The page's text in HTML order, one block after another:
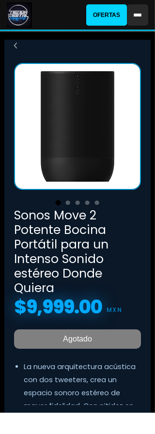
OFERTAS
Sonos Move 2
Potente Bocina
Portátil para un
Intenso Sonido
estéreo Donde
Quiera
$9,999.00 MXN
Agotado
La nueva arquitectura acústica
con dos tweeters, crea un
espacio sonoro estéreo de
mayor fidelidad. Con nitidez en